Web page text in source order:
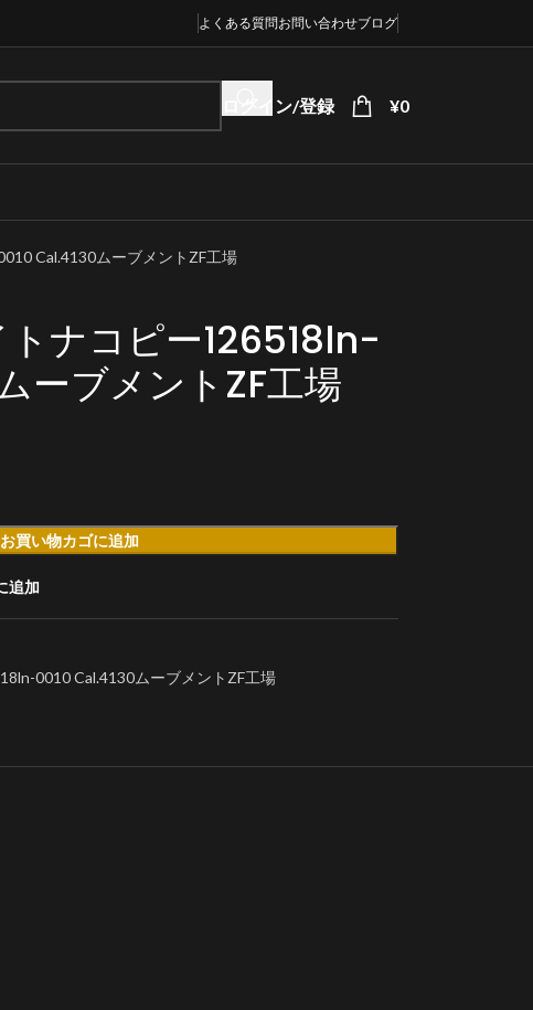
よくある質問お問い合わせブログ
ログイン/登録 ¥0
Cal.4130ムーブメントZF工場
ナコピー126518ln-
ーブメントZF工場
お買い物カゴに追加
追加
0010 Cal.4130ムーブメントZF工場